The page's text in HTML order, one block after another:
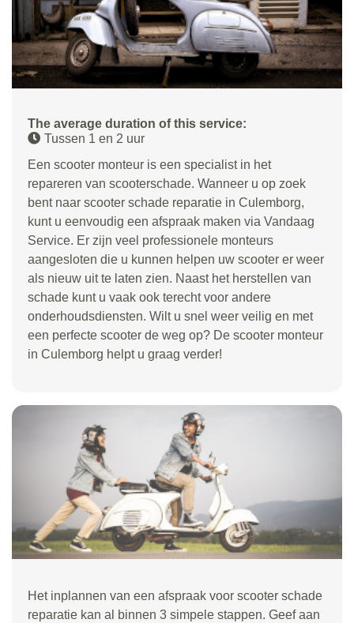
The average duration of this service:
Tussen 1 en 2 uur
Een scooter monteur is een specialist in het
repareren van scooterschade. Wanneer u op zoek
bent naar scooter schade reparatie in Culemborg,
kunt u eenvoudig een afspraak maken via Vandaag
Service. Er zijn veel professionele monteurs
aangesloten die u kunnen helpen uw scooter er weer
als nieuw uit te laten zien. Naast het herstellen van
schade kunt u vaak ook terecht voor andere
onderhoudsdiensten. Wilt u snel weer veilig en met
een perfecte scooter de weg op? De scooter monteur
in Culemborg helpt u graag verder!
Het inplannen van een afspraak voor scooter schade
reparatie kan al binnen 3 simpele stappen. Geef aan